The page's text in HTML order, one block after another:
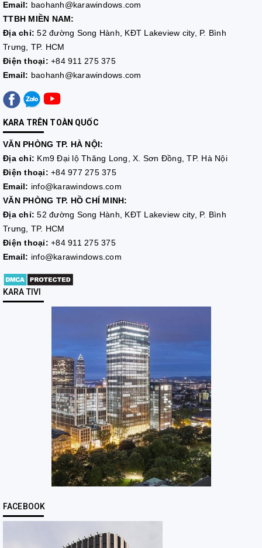
Email: baohanh@karawindows.com
TTBH MIỀN NAM:
Địa chỉ: 52 đường Song Hành, KĐT Lakeview city, P. Bình
Trưng, TP. HCM
Điện thoại: +84 911 275 375
Email: baohanh@karawindows.com
KARA TRÊN TOÀN QUỐC
VĂN PHÒNG TP. HÀ NỘI:
Địa chỉ: Km9 Đại lộ Thăng Long, X. Sơn Đồng, TP. Hà Nội
Điện thoại: +84 977 275 375
Email: info@karawindows.com
VĂN PHÒNG TP. HỒ CHÍ MINH:
Địa chỉ:52 đường Song Hành, KĐT Lakeview city, P. Bình
Trưng, TP. HCM
Điện thoại: +84 911 275 375
Email: info@karawindows.com
KARA TIVI
FACEBOOK